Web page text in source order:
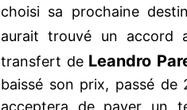
choisi sa prochaine
aurait trouvé un accord
transfert de Leandro
baissé son prix, passé de
acceptera de payer un